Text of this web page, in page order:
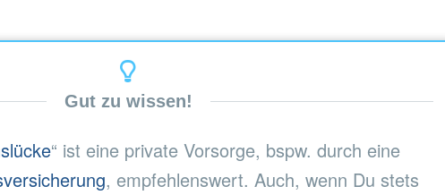
Gut zu wissen!
“ ist eine private Vorsorge, bspw. durch eine
, empfehlenswert. Auch, wenn Du stets